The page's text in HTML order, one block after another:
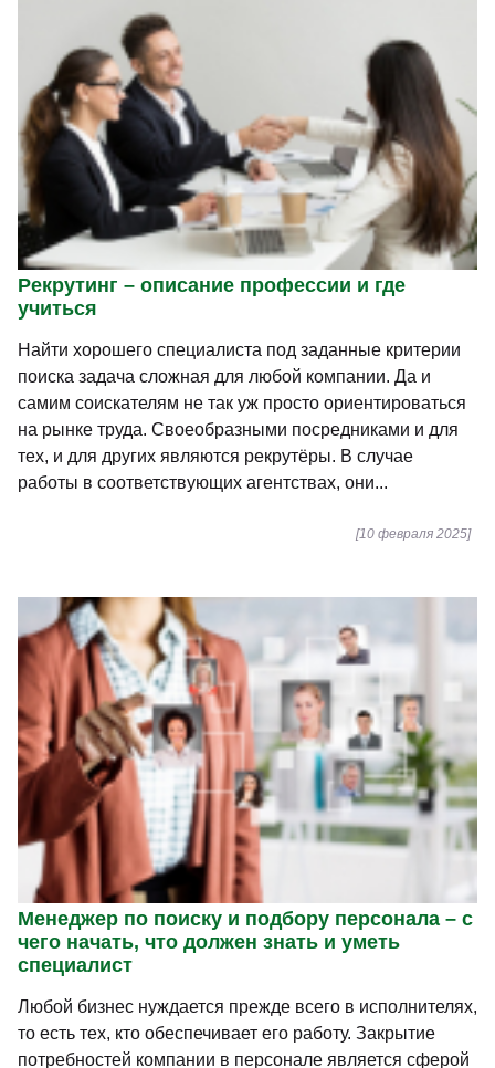
Рекрутинг – описание профессии и где
учиться
Найти хорошего специалиста под заданные критерии
поиска задача сложная для любой компании. Да и
самим соискателям не так уж просто ориентироваться
на рынке труда. Своеобразными посредниками и для
тех, и для других являются рекрутёры. В случае
работы в соответствующих агентствах, они...
[10 февраля 2025]
Менеджер по поиску и подбору персонала – с
чего начать, что должен знать и уметь
специалист
Любой бизнес нуждается прежде всего в исполнителях,
то есть тех, кто обеспечивает его работу. Закрытие
потребностей компании в персонале является сферой